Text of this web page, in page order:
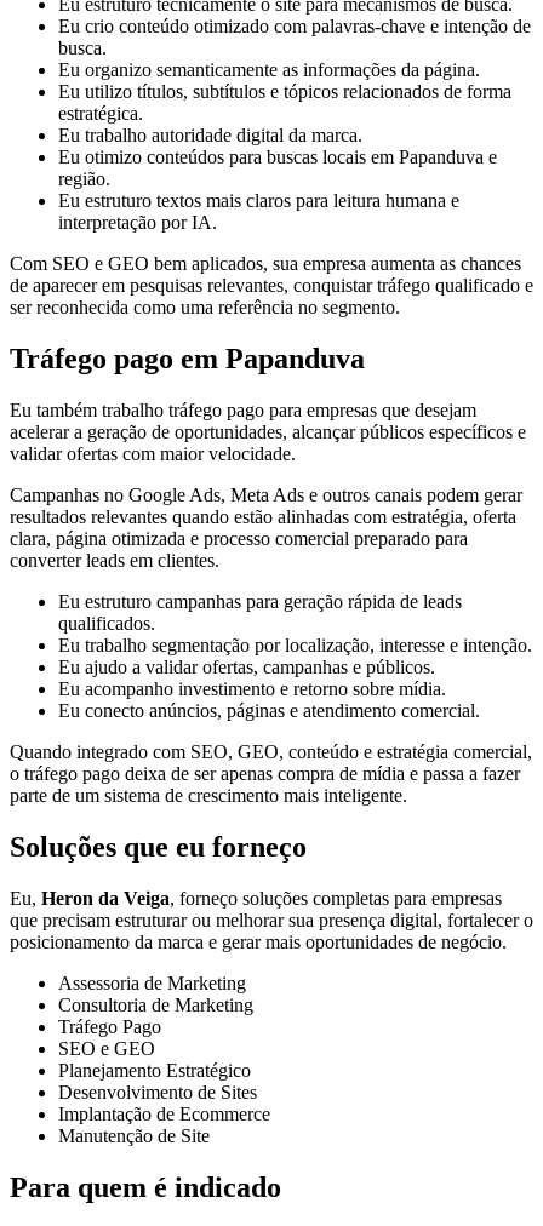
Eu estruturo tecnicamente o site para mecanismos de busca.
Eu crio conteúdo otimizado com palavras-chave e intenção de
busca.
Eu organizo semanticamente as informações da página.
Eu utilizo títulos, subtítulos e tópicos relacionados de forma
estratégica.
Eu trabalho autoridade digital da marca.
Eu otimizo conteúdos para buscas locais em Papanduva e
região.
Eu estruturo textos mais claros para leitura humana e
interpretação por IA.
Com SEO e GEO bem aplicados, sua empresa aumenta as chances
de aparecer em pesquisas relevantes, conquistar tráfego qualificado e
ser reconhecida como uma referência no segmento.
Tráfego pago em Papanduva
Eu também trabalho tráfego pago para empresas que desejam
acelerar a geração de oportunidades, alcançar públicos específicos e
validar ofertas com maior velocidade.
Campanhas no Google Ads, Meta Ads e outros canais podem gerar
resultados relevantes quando estão alinhadas com estratégia, oferta
clara, página otimizada e processo comercial preparado para
converter leads em clientes.
Eu estruturo campanhas para geração rápida de leads
qualificados.
Eu trabalho segmentação por localização, interesse e intenção.
Eu ajudo a validar ofertas, campanhas e públicos.
Eu acompanho investimento e retorno sobre mídia.
Eu conecto anúncios, páginas e atendimento comercial.
Quando integrado com SEO, GEO, conteúdo e estratégia comercial,
o tráfego pago deixa de ser apenas compra de mídia e passa a fazer
parte de um sistema de crescimento mais inteligente.
Soluções que eu forneço
Eu, Heron da Veiga, forneço soluções completas para empresas
que precisam estruturar ou melhorar sua presença digital, fortalecer o
posicionamento da marca e gerar mais oportunidades de negócio.
Assessoria de Marketing
Consultoria de Marketing
Tráfego Pago
SEO e GEO
Planejamento Estratégico
Desenvolvimento de Sites
Implantação de Ecommerce
Manutenção de Site
Para quem é indicado